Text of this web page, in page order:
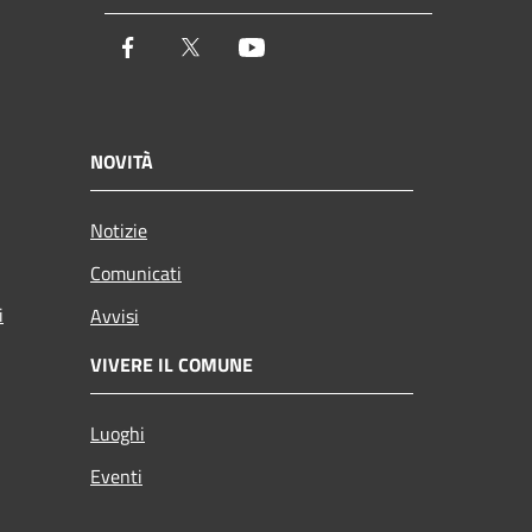
Facebook Twitter
NOVITÀ
Notizie
Comunicati
Avvisi
VIVERE IL COMUNE
Luoghi
Eventi